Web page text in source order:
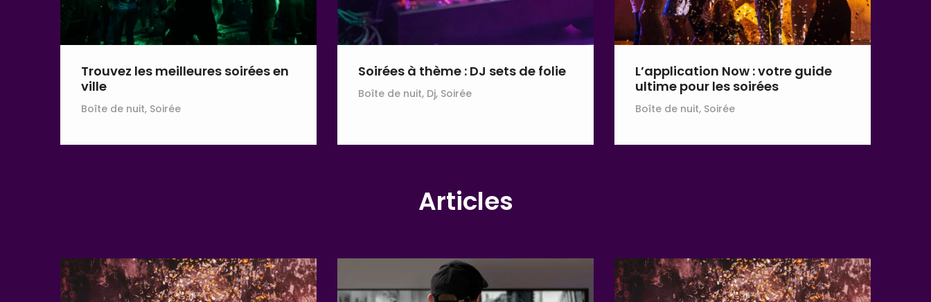
Trouvez les meilleures soirées en
ville
Boîte de nuit, Soirée
Soirées à thème : DJ sets de folie
Boîte de nuit, Dj, Soirée
L’application Now : votre guide
ultime pour les soirées
Boîte de nuit, Soirée
Articles